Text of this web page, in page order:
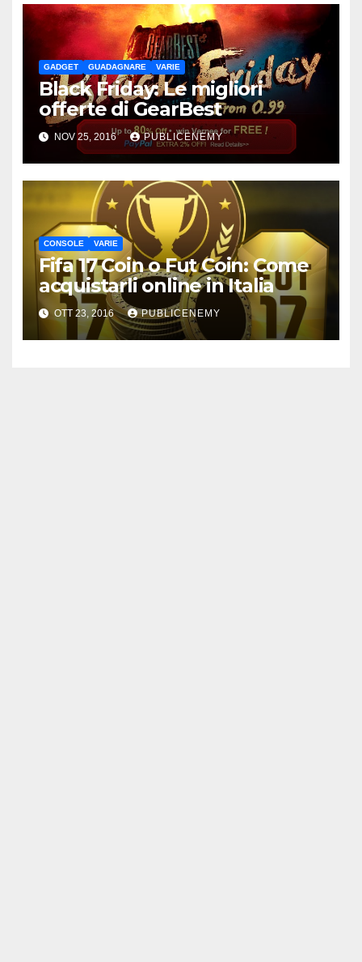
GADGET GUADAGNARE VARIE
Black Friday: Le migliori
offerte di GearBest
NOV 25, 2016 PUBLICENEMY
CONSOLE VARIE
Fifa 17 Coin o Fut Coin: Come
acquistarli online in Italia
OTT 23, 2016 PUBLICENEMY